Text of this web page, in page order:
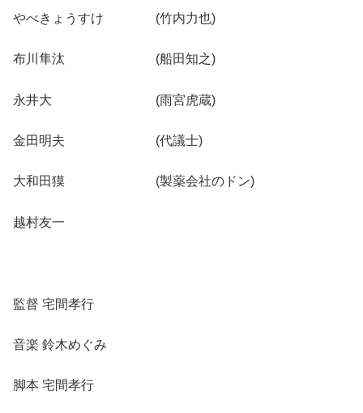
やべきょうすけ (竹内力也)
布川隼汰 (船田知之)
永井大 (雨宮虎蔵)
金田明夫 (代議士)
大和田獏 (製薬会社のドン)
越村友一
監督 宅間孝行
音楽 鈴木めぐみ
脚本 宅間孝行